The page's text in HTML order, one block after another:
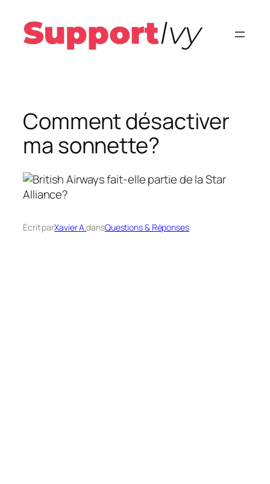
contenu
Comment désactiver
ma sonnette?
Écrit parXavier A.dansQuestions & Réponses